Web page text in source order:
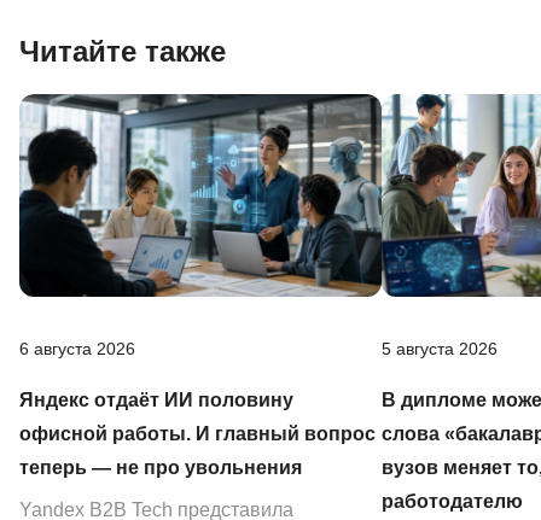
Читайте также
6 августа 2026
Яндекс отдаёт ИИ половину
офисной работы. И главный вопрос
теперь — не про увольнения
Yandex B2B Tech представила
5 августа 2026
В дипломе
слова
вузов меняет
работодателю